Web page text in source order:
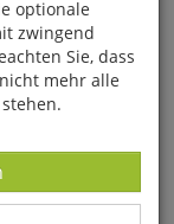
optionale
zwingend
Sie, dass
mehr alle